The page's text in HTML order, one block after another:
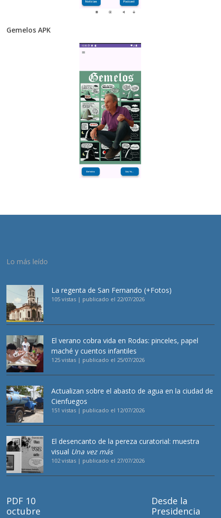
Gemelos APK
Lo más leído
La regenta de San Fernando (+Fotos)
105 vistas | publicado el 22/07/2026
El verano cobra vida en Rodas: pinceles, papel
maché y cuentos infantiles
125 vistas | publicado el 25/07/2026
Actualizan sobre el abasto de agua en la ciudad de
Cienfuegos
151 vistas | publicado el 12/07/2026
El desencanto de la pereza curatorial: muestra
visual Una vez más
102 vistas | publicado el 27/07/2026
PDF 10
octubre
Desde la
Presidencia